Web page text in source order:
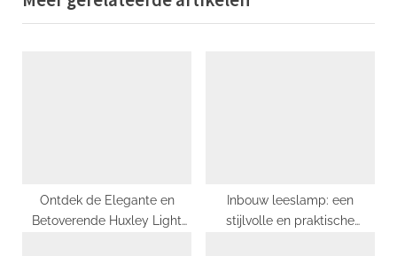
ot
Ontdek de Elegante en
Betoverende Huxley Light
Inbouw leeslamp: een
stijlvolle en praktische